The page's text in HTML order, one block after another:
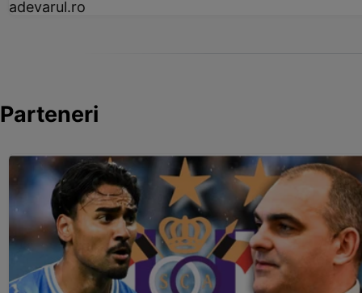
adevarul.ro
Parteneri